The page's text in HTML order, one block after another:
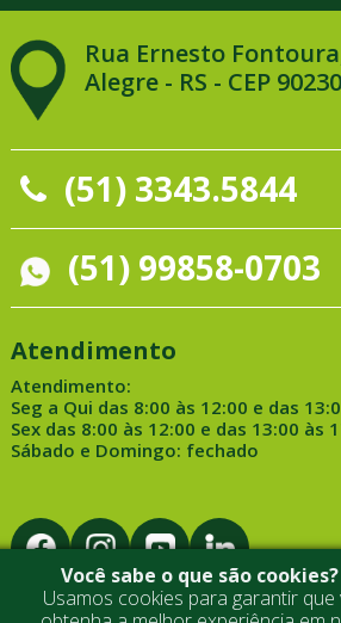
Rua Ernesto
Alegre - RS - CEP
(51) 3343.5844
(51) 99858-0703
Atendimento
Atendimento:
Seg a Qui das 8:00 às 12:00 e das
Sex das 8:00 às 12:00 e das 13:00 às
Sábado e Domingo: fechado
Você sabe o que são cookies?
Usamos cookies para garantir que